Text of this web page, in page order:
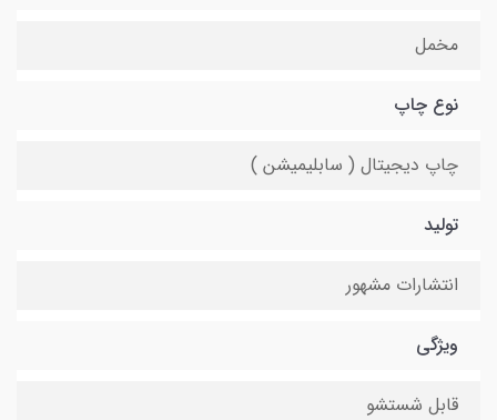
مخمل
نوع چاپ
چاپ دیجیتال ( سابلیمیشن )
تولید
انتشارات مشهور
ویژگی
قابل شستشو